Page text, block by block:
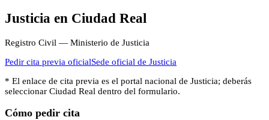
Justicia en Ciudad Real
Registro Civil — Ministerio de Justicia
Pedir cita previa oficialSede oficial de Justicia
* El enlace de cita previa es el portal nacional de Justicia; deberás
seleccionar Ciudad Real dentro del formulario.
Cómo pedir cita